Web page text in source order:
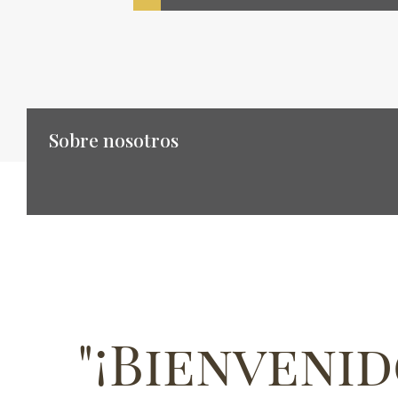
Sobre nosotros